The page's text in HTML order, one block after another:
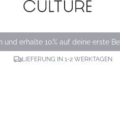
und erhalte 10% auf deine erste
LIEFERUNG IN 1-2 WERKTAGEN